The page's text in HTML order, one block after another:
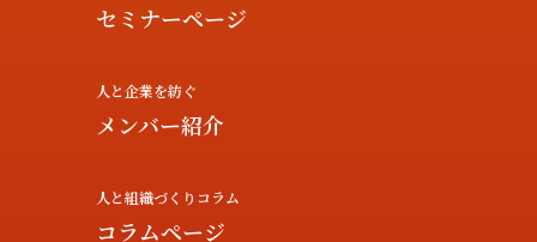
セミナーページ
人と企業を紡ぐ
メンバー紹介
人と組織づくりコラム
コラムページ